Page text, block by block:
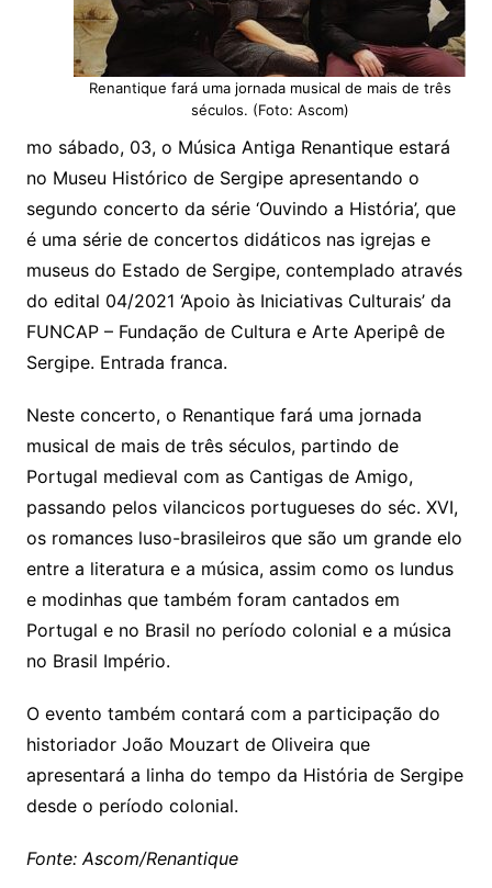
Renantique fará uma jornada musical de mais de três
séculos. (Foto: Ascom)
mo sábado, 03, o Música Antiga Renantique estará
no Museu Histórico de Sergipe apresentando o
segundo concerto da série ‘Ouvindo a História’, que
é uma série de concertos didáticos nas igrejas e
museus do Estado de Sergipe, contemplado através
do edital 04/2021 ‘Apoio às Iniciativas Culturais’ da
FUNCAP – Fundação de Cultura e Arte Aperipê de
Sergipe. Entrada franca.
Neste concerto, o Renantique fará uma jornada
musical de mais de três séculos, partindo de
Portugal medieval com as Cantigas de Amigo,
passando pelos vilancicos portugueses do séc. XVI,
os romances luso-brasileiros que são um grande elo
entre a literatura e a música, assim como os lundus
e modinhas que também foram cantados em
Portugal e no Brasil no período colonial e a música
no Brasil Império.
O evento também contará com a participação do
historiador João Mouzart de Oliveira que
apresentará a linha do tempo da História de Sergipe
desde o período colonial.
Fonte: Ascom/Renantique